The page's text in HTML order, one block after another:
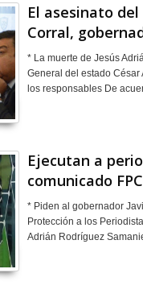
El asesinato
Corral,
* La muerte de Jesús
General del estado
los responsables De
Ejecutan a
comunicado
* Piden al gobernador
Protección a los
Adrián Rodríguez